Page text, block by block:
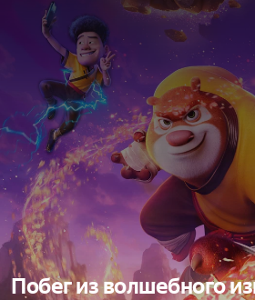
Побег из волшебного